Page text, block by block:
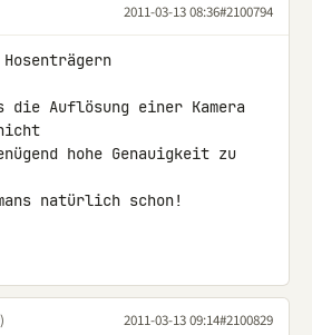
2011-03-13 08:36#2100794
die Auflösung einer Kamera
hohe Genauigkeit zu
natürlich schon!
2011-03-13 09:14#2100829